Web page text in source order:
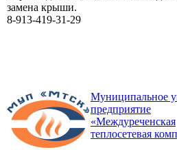
замена крыши.
8-913-419-31-29
Муниципальное
предприятие
«Междуреченская
теплосетевая